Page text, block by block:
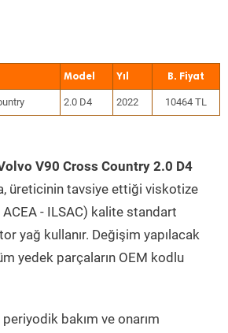
Model Yıl
2.0 D4 2022 10464 TL
V90 Cross Country 2.0 D4
üreticinin tavsiye ettiği viskotize
- ILSAC) kalite standart
yağ kullanır. Değişim yapılacak
yedek parçaların OEM kodlu
bakım ve onarım